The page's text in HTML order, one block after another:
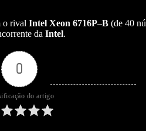
o rival Intel Xeon 6716P–B (de 40
da Intel.
0
do artigo